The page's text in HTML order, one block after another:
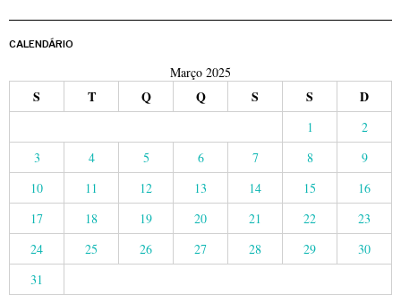
CALENDÁRIO
Março 2025
S T Q Q S S D
1
2
3
4 5 6 7 8
9
10
11 12 13 14 15
16
17
18 19 20 21 22
23
24
25 26 27 28 29
30
31